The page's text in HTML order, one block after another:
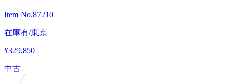
Item No.87210
在庫有/東京
¥329,850
中古